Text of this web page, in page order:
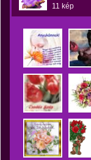
11 kép